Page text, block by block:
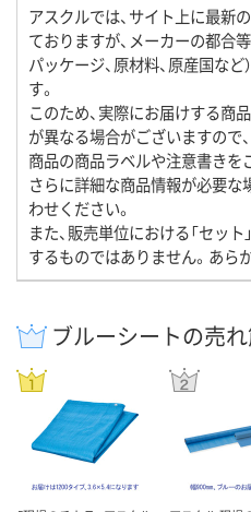
アスクルでは、サイト上に最新
ておりますが、メーカーの都合等
パッケージ、原材料、原産国な
す。
このため、実際にお届けする商
が異なる場合がございますので
商品の商品ラベルや注意書きを
さらに詳細な商品情報が必要な
わせください。
また、販売単位における「セッ
するものではありません。あら
ブルーシートの売